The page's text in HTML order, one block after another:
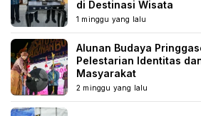
di Destinasi Wisata
1 minggu yang lalu
Alunan Budaya
Pelestarian Identitas
Masyarakat
2 minggu yang lalu